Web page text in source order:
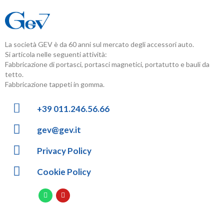
La società GEV è da 60 anni sul mercato degli accessori auto.
Si articola nelle seguenti attività:
Fabbricazione di portasci, portasci magnetici, portatutto e bauli da
tetto.
Fabbricazione tappeti in gomma.
+39 011.246.56.66
gev@gev.it
Privacy Policy
Cookie Policy